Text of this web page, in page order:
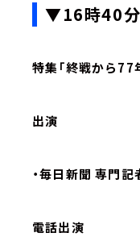
▼16時40
特集「終戦から77
出演
・毎日新聞 専門
電話出演